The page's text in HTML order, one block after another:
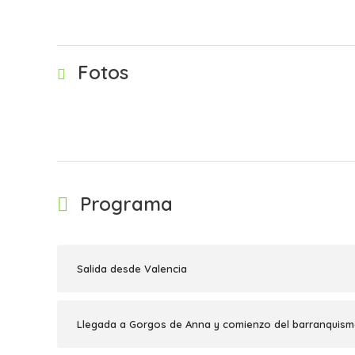
Fotos
Programa
Salida desde Valencia
Llegada a Gorgos de Anna y comienzo del